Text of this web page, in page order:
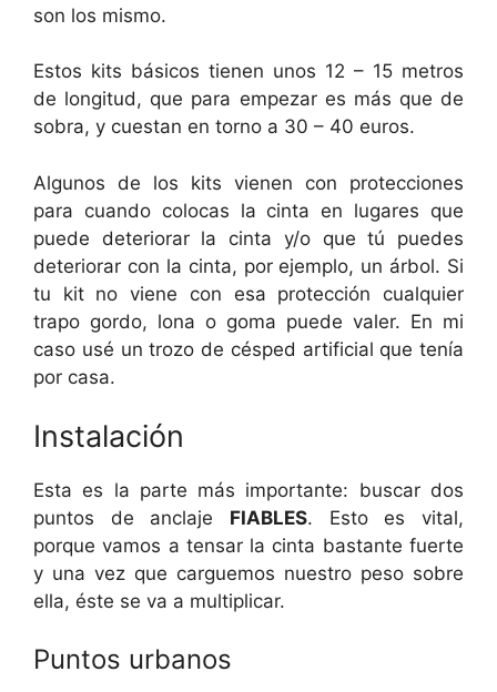
son los mismo.
Estos kits básicos tienen unos 12 – 15 metros
de longitud, que para empezar es más que de
sobra, y cuestan en torno a 30 – 40 euros.
Algunos de los kits vienen con protecciones
para cuando colocas la cinta en lugares que
puede deteriorar la cinta y/o que tú puedes
deteriorar con la cinta, por ejemplo, un árbol. Si
tu kit no viene con esa protección cualquier
trapo gordo, lona o goma puede valer. En mi
caso usé un trozo de césped artificial que tenía
por casa.
Instalación
Esta es la parte más importante: buscar dos
puntos de anclaje FIABLES. Esto es vital,
porque vamos a tensar la cinta bastante fuerte
y una vez que carguemos nuestro peso sobre
ella, éste se va a multiplicar.
Puntos urbanos